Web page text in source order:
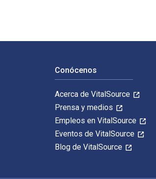
Conócenos
Acerca de VitalSource
Prensa y medios
Empleos en VitalSource
Eventos de VitalSource
Blog de VitalSource